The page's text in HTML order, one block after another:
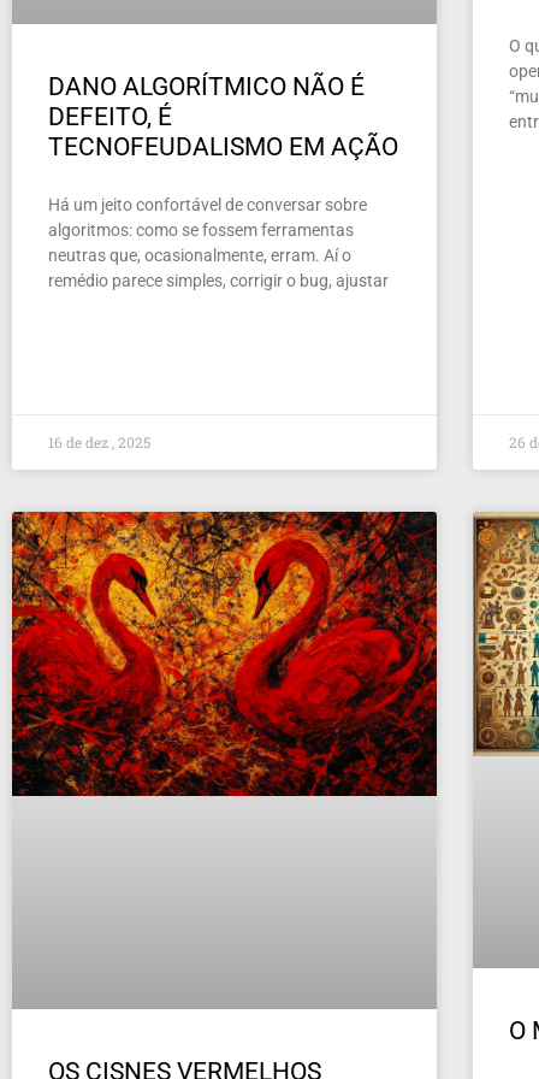
DANO ALGORÍTMICO NÃO É
DEFEITO, É
TECNOFEUDALISMO EM AÇÃO
Há um jeito confortável de conversar sobre
algoritmos: como se fossem ferramentas
neutras que, ocasionalmente, erram. Aí o
remédio parece simples, corrigir o bug, ajustar
16 de dez , 2025
O
26
OS CISNES VERMELHOS
O